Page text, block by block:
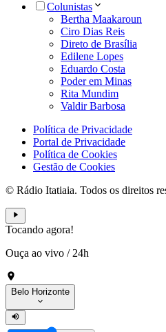
Colunistas
Bertha Maakaroun
Ciro Dias Reis
Direto de Brasília
Edilene Lopes
Eduardo Costa
Poder em Minas
Rita Mundim
Valdir Barbosa
Política de Privacidade
Portal de Privacidade
Política de Cookies
Gestão de Cookies
© Rádio Itatiaia. Todos os direitos
Tocando agora!
Ouça ao vivo / 24h
Belo Horizonte